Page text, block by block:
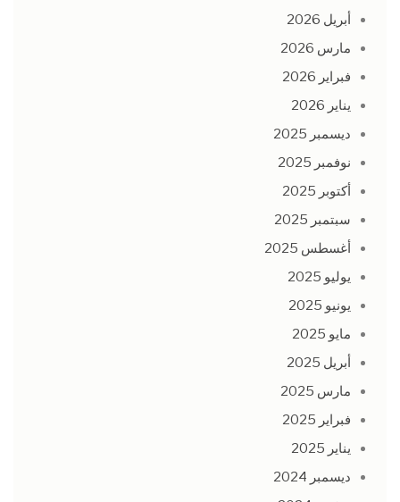
أبريل 2026
مارس 2026
فبراير 2026
يناير 2026
ديسمبر 2025
نوفمبر 2025
أكتوبر 2025
سبتمبر 2025
أغسطس 2025
يوليو 2025
يونيو 2025
مايو 2025
أبريل 2025
مارس 2025
فبراير 2025
يناير 2025
ديسمبر 2024